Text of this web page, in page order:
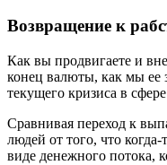
Возвращение к
Как вы продвигаете и
конец валюты, как мы
текущего кризиса в
Сравнивая переход к
людей от того, что
виде денежного потока,